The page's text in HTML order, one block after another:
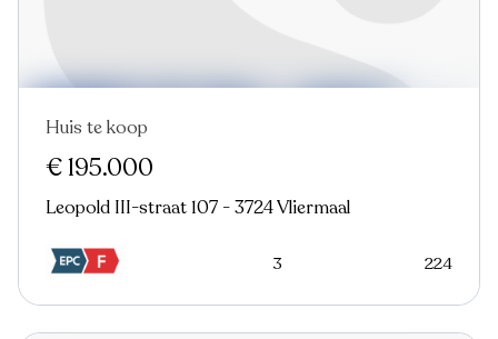
Nieuw
Huis te koop
€ 195.000
Leopold III-straat 107 - 3724 Vliermaal
3 224